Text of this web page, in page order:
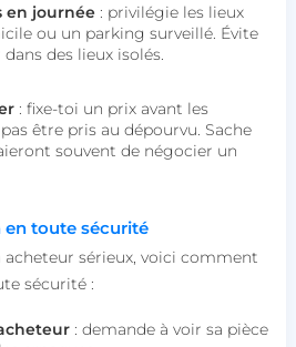
en journée: privilégie les lieux
ou un parking surveillé. Évite
des lieux isolés.
: fixe-toi un prix avant les
être pris au dépourvu. Sache
souvent de négocier un
en toute sécurité
sérieux, voici comment
sécurité :
: demande à voir sa pièce